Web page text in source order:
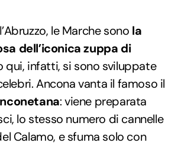
le Marche sono la
dell’iconica zuppa di
qui, infatti, si sono sviluppate
Ancona vanta il famoso il
: viene preparata
lo stesso numero di cannelle
Calamo, e sfuma solo con